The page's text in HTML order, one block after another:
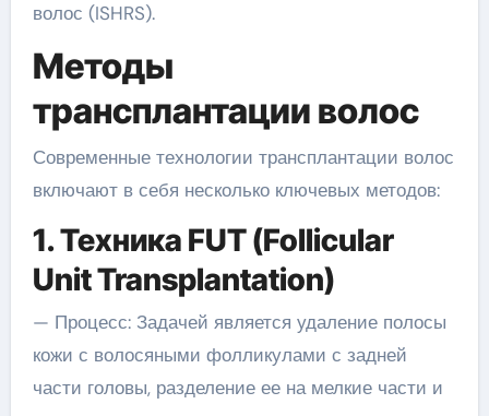
волос (ISHRS).
Методы
трансплантации волос
Современные технологии трансплантации волос
включают в себя несколько ключевых методов:
1. Техника FUT (Follicular
Unit Transplantation)
— Процесс: Задачей является удаление полосы
кожи с волосяными фолликулами с задней
части головы, разделение ее на мелкие части и